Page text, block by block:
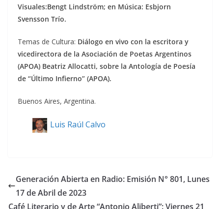
Visuales:Bengt Lindström; en Música: Esbjorn
Svensson Trío.
Temas de Cultura: Diálogo en vivo con la escritora y
vicedirectora de la Asociación de Poetas Argentinos
(APOA) Beatriz Allocatti, sobre la Antología de Poesía
de “Último Infierno” (APOA).
Buenos Aires, Argentina.
Luis Raúl Calvo
Generación Abierta en Radio: Emisión N° 801, Lunes
17 de Abril de 2023
Café Literario y de Arte “Antonio Aliberti”: Viernes 21